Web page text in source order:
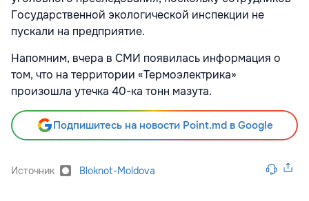
Государственной экологической инспекции не
пускали на предприятие.
Напомним, вчера в СМИ появилась информация о
том, что на территории «Термоэлектрика»
произошла утечка 40-ка тонн мазута.
Подпишитесь на новости Point.md в Google
Источник Bloknot-Moldova